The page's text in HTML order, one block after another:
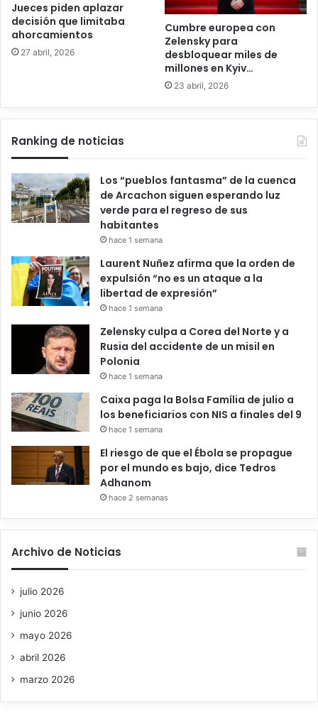
Jueces piden aplazar
decisión que limitaba
ahorcamientos
27 abril, 2026
Cumbre europea con
Zelensky para
desbloquear miles de
millones en Kyiv…
23 abril, 2026
Ranking de noticias
Los “pueblos fantasma” de la cuenca
de Arcachon siguen esperando luz
verde para el regreso de sus
habitantes
hace 1 semana
Laurent Nuñez afirma que la orden de
expulsión “no es un ataque a la
libertad de expresión”
hace 1 semana
Zelensky culpa a Corea del Norte y a
Rusia del accidente de un misil en
Polonia
hace 1 semana
Caixa paga la Bolsa Família de julio a
los beneficiarios con NIS a finales del 9
hace 1 semana
El riesgo de que el Ébola se propague
por el mundo es bajo, dice Tedros
Adhanom
hace 2 semanas
Archivo de Noticias
julio 2026
junio 2026
mayo 2026
abril 2026
marzo 2026